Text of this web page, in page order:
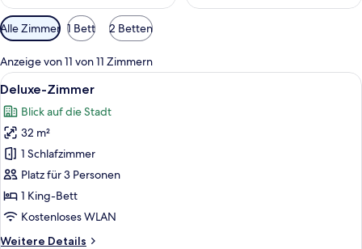
Verfügbare
Filter
für
Zimmer
Alle Zimmer 1 Bett 2 Betten
Anzeige von 11 von 11 Zimmern
Alle
Fotos
für
Deluxe-
Zimmer
anzeigen
Ein modernes Hotelzimmer mit
6
Deluxe-Zimmer
Blick auf die Stadt
32 m²
1 Schlafzimmer
Platz für 3 Personen
1 King-Bett
Kostenloses WLAN
Weitere Details
Weitere